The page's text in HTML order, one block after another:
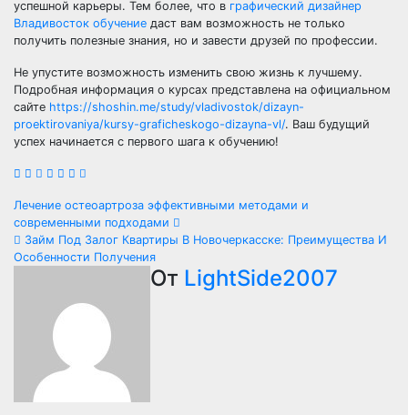
успешной карьеры. Тем более, что в графический дизайнер
Владивосток обучение даст вам возможность не только
получить полезные знания, но и завести друзей по профессии.
Не упустите возможность изменить свою жизнь к лучшему.
Подробная информация о курсах представлена на официальном
сайте https://shoshin.me/study/vladivostok/dizayn-
proektirovaniya/kursy-graficheskogo-dizayna-vl/. Ваш будущий
успех начинается с первого шага к обучению!
Навигация
по
Лечение остеоартроза эффективными методами и
современными подходами
Займ Под Залог Квартиры В Новочеркасске: Преимущества И
Особенности Получения
От LightSide2007